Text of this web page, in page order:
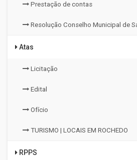
Prestação de contas
Resolução Conselho Municipal de
Atas
Licitação
Edital
Ofício
TURISMO | LOCAIS EM ROCHEDO
RPPS